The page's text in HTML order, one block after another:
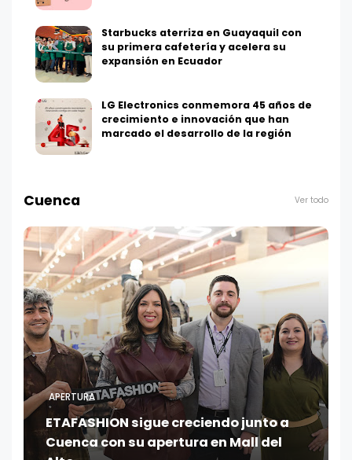
Starbucks aterriza en Guayaquil con
su primera cafetería y acelera su
expansión en Ecuador
LG Electronics conmemora 45 años de
crecimiento e innovación que han
marcado el desarrollo de la región
Cuenca Ver todo
APERTURA
ETAFASHION sigue creciendo junto a
Cuenca con su apertura en Mall del